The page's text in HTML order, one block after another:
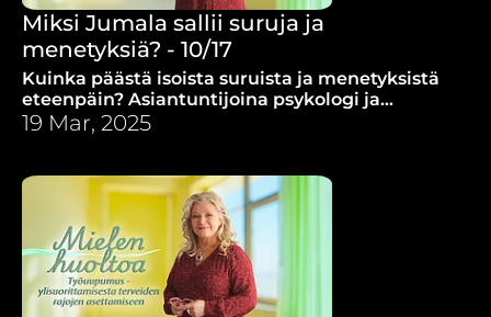
Miksi Jumala sallii suruja ja
menetyksiä? - 10/17
Kuinka päästä isoista suruista ja menetyksistä
eteenpäin? Asiantuntijoina psykologi ja
psykoterapeutti Marita Hietala ja
traumaterapeutti ja työnohjaaja Elina Pajunen.
19 Mar, 2025